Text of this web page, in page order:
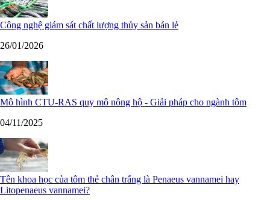
Công nghệ giám sát chất lượng thủy sản bán lẻ
26/01/2026
Mô hình CTU-RAS quy mô nông hộ - Giải pháp cho ngành tôm
04/11/2025
Tên khoa học của tôm thẻ chân trắng là Penaeus vannamei hay
Litopenaeus vannamei?